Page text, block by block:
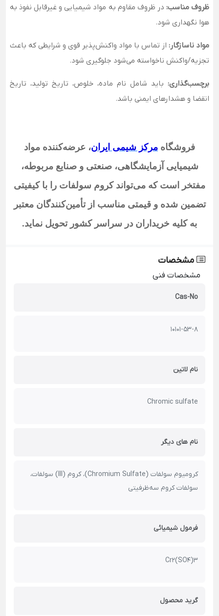
ظروف مناسب: در ظروف مقاوم به مواد شیمیایی و غیرقابل نفوذ به
هوا نگهداری شود.
مواد ناسازگار: از تماس با مواد واکنش‌پذیر قوی و شرایطی که باعث
تجزیه/واکنش ناخواسته می‌شود جلوگیری شود.
برچسب‌گذاری: باید شامل نام ماده، خلوص، تاریخ تولید، تاریخ
انقضا و هشدارهای ایمنی باشد.
فروشگاه مرکز شیمی ایران، عرضه‌کننده مواد
شیمیایی آزمایشگاهی، صنعتی و صنایع مربوطه،
مفتخر است که می‌تواند کروم سولفات را
با کیفیتی
تضمین شده و قیمتی مناسب از تأمین‌کنندگان معتبر
به کلیه خریداران در سراسر کشور تحویل نماید.
مشخصات
مشخصات فنی
Cas-No
10101-53-8
نام لاتین
Chromic sulfate
نام های دیگر
کرومیوم سولفات (Chromium Sulfate)، کروم (III) سولفات،
سولفات کروم سه‌ظرفیتی
فرمول شیمیائی
Cr2(SO4)3
گرید محصول